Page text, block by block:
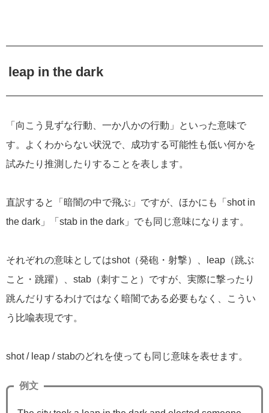
leap in the dark
「向こう見ずな行動、一か八かの行動」といった意味で
す。よくわからない状況で、成功する可能性も低い何かを
試みたり推測したりすることを表します。
直訳すると「暗闇の中で飛ぶ」ですが、ほかにも「shot in
the dark」「stab in the dark」でも同じ意味になります。
それぞれの意味としてはshot（発砲・射撃）、leap（跳ぶ
こと・跳躍）、stab（刺すこと）ですが、実際に撃ったり
跳んだりするわけではなく暗闇である必要もなく、こうい
う比喩表現です。
shot / leap / stabのどれを使っても同じ意味を表せます。
例文